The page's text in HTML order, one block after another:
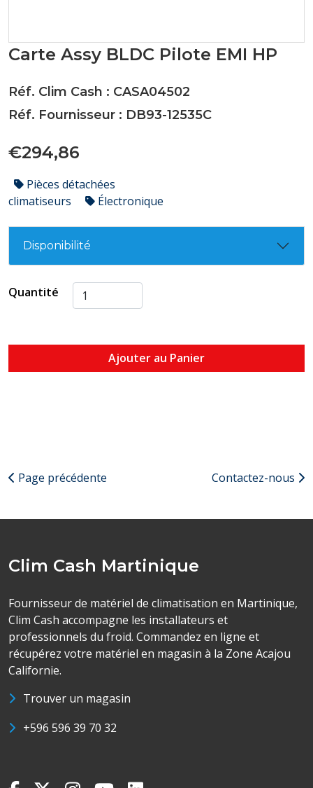
Carte Assy BLDC Pilote EMI HP
Réf. Clim Cash : CASA04502
Réf. Fournisseur : DB93-12535C
€294,86
Pièces détachées
climatiseurs
Électronique
Disponibilité
Quantité
Ajouter au Panier
Page précédente Contactez-nous
Clim Cash Martinique
Fournisseur de matériel de climatisation en Martinique,
Clim Cash accompagne les installateurs et
professionnels du froid. Commandez en ligne et
récupérez votre matériel en magasin à la Zone Acajou
Californie.
Trouver un magasin
+596 596 39 70 32